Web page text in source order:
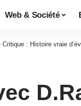
Web & Société
: Histoire vraie